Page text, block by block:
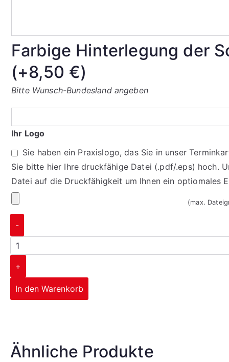
Farbige Hinterlegung der
(+8,50 €)
Bitte Wunsch-Bundesland angeben
Ihr Logo
Sie haben ein Praxislogo, das Sie in unser
Sie bitte hier Ihre druckfähige Datei (.pdf/.eps) hoch.
Datei auf die Druckfähigkeit um Ihnen ein optiomales
(max.
-
+
In den Warenkorb
Ähnliche Produkte